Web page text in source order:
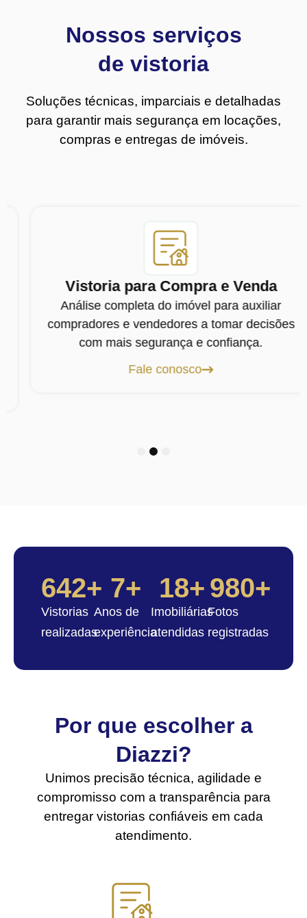
Nossos serviços
de vistoria
Soluções técnicas, imparciais e detalhadas
para garantir mais segurança em locações,
compras e entregas de imóveis.
Vistoria para Compra e Venda
Análise completa do imóvel para auxiliar
compradores e vendedores a tomar decisões
com mais segurança e confiança.
Fale conosco
Vistorias
realizadas
642+
Anos de
experiência
7+
Imobiliárias
atendidas
18+
Fotos
registradas
980+
Por que escolher a
Diazzi?
Unimos precisão técnica, agilidade e
compromisso com a transparência para
entregar vistorias confiáveis em cada
atendimento.